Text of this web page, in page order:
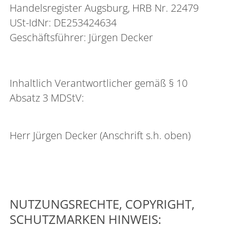
Handelsregister Augsburg, HRB Nr. 22479
USt-IdNr: DE253424634
Geschäftsführer: Jürgen Decker
Inhaltlich Verantwortlicher gemäß § 10
Absatz 3 MDStV:
Herr Jürgen Decker (Anschrift s.h. oben)
NUTZUNGSRECHTE, COPYRIGHT,
SCHUTZMARKEN HINWEIS: